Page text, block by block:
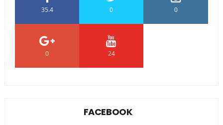
35.4 0 0
0 24
FACEBOOK